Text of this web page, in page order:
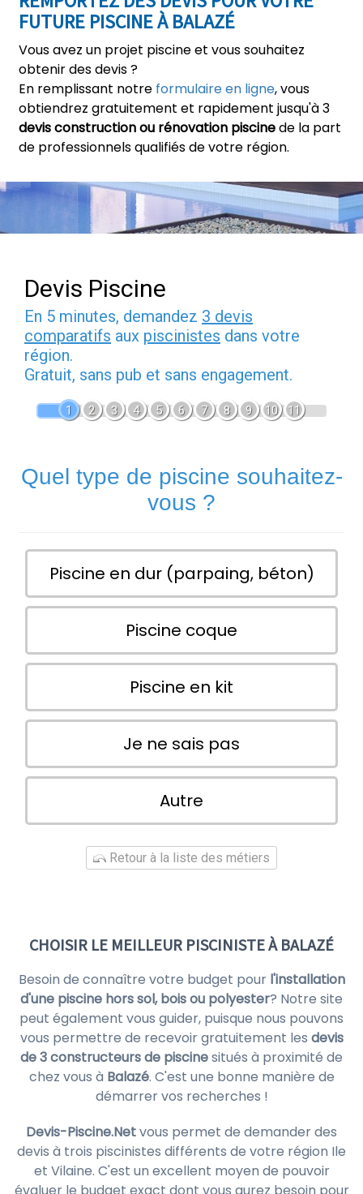
FUTURE PISCINE À BALAZÉ
Vous avez un projet piscine et vous souhaitez
obtenir des devis ?
En remplissant notre formulaire en ligne, vous
obtiendrez gratuitement et rapidement jusqu'à 3
devis construction ou rénovation piscinede la part
de professionnels qualifiés de votre région.
Devis Piscine
En 5 minutes, demandez 3 devis
comparatifs aux piscinistes dans votre
région.
Gratuit, sans pub et sans engagement.
1 2 3 4 5 6 7 8 9 10 11
Quel type de piscine souhaitez-
vous ?
Piscine en dur (parpaing, béton)
Piscine coque
Piscine en kit
Je ne sais pas
Autre
Retour à la liste des métiers
CHOISIR LE MEILLEUR PISCINISTE À BALAZÉ
Besoin de connaître votre budget pour l'installation
d'une piscine hors sol, bois ou polyester? Notre site
peut également vous guider, puisque nous pouvons
vous permettre de recevoir gratuitement les devis
de 3 constructeurs de piscinesitués à proximité de
chez vous à Balazé. C'est une bonne manière de
démarrer vos recherches !
Devis-Piscine.Netvous permet de demander des
devis à trois piscinistes différents de votre région Ile
et Vilaine. C'est un excellent moyen de pouvoir